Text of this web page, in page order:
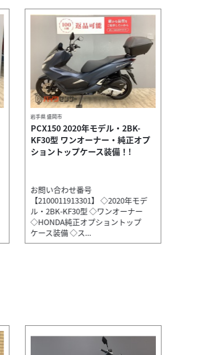
岩手県 盛岡市
PCX150 2020年モデル・2BK-
KF30型 ワンオーナー・純正オプ
ショントップケース装備！!
お問い合わせ番号
【2100011913301】 ◇2020年モデ
ル・2BK-KF30型 ◇ワンオーナー
◇HONDA純正オプショントップ
ケース装備 ◇ス...